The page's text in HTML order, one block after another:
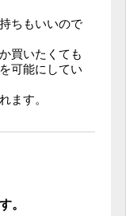
ちもいいので
買いたくても
可能にしてい
ます。
。